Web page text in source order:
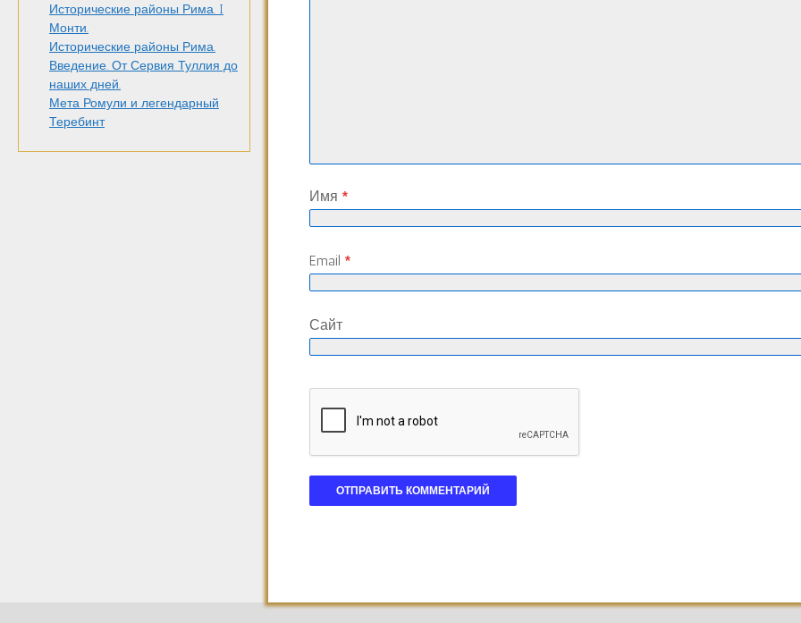
Исторические районы Рима. I
Монти.
Исторические районы Рима.
Введение. От Сервия Туллия до
наших дней.
Мета Ромули и легендарный
Теребинт
Имя*
Email*
Сайт